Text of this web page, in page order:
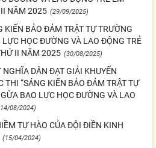
NĂM 2025 (29/09/2025)
KIẾN BẢO ĐẢM TRẬT TỰ TRƯỜNG
HỌC ĐƯỜNG VÀ LAO ĐỘNG TRẺ
II NĂM 2025 (30/08/2025)
DÂN ĐẠT GIẢI KHUYẾN
THI “SÁNG KIẾN BẢO ĐẢM TRẬT TỰ
BẠO LỰC HỌC ĐƯỜNG VÀ LAO
08/2024)
TỰ HÀO CỦA ĐỘI ĐIỀN KINH
(15/04/2024)